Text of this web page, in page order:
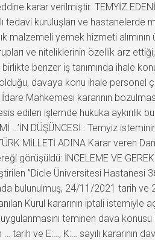
karar verilmiştir. TEMYİZ
tedavi kuruluşları ve hastanelerde
malzemeli yemek hizmeti alımının
ve niteliklerinin özellik arz
benzer iş tanımında ihale
davaya konu ihale personel
Mahkemesi kararının
edilen işlemde hukuka aykırılık
…’İN DÜŞÜNCESİ : Temyiz
MİLLETİ ADINA Karar veren
görüşüldü: İNCELEME VE
”Dicle Üniversitesi Hastanesi
bulunulmuş, 24/11/2021 tarih ve
Kurul kararının iptali istemiyle
uygulanmasını teminen dava
tarih ve E:…, K:… sayılı kararının